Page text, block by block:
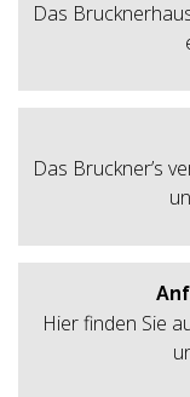
Das
Das Bruckner’s
Hier finden Sie